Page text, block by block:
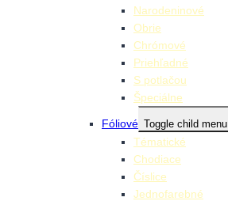
Narodeninové
Obrie
Chrómové
Priehľadné
S potlačou
Špeciálne
Fóliové Toggle child menu
Tématické
Chodiace
Číslice
Jednofarebné